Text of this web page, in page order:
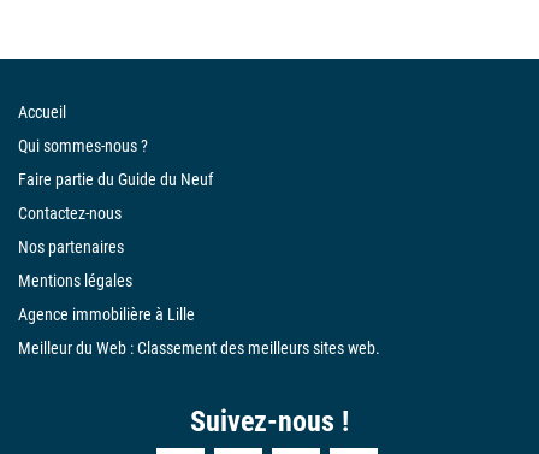
Accueil
Qui sommes-nous ?
Faire partie du Guide du Neuf
Contactez-nous
Nos partenaires
Mentions légales
Agence immobilière à Lille
Meilleur du Web : Classement des meilleurs sites web.
Suivez-nous !